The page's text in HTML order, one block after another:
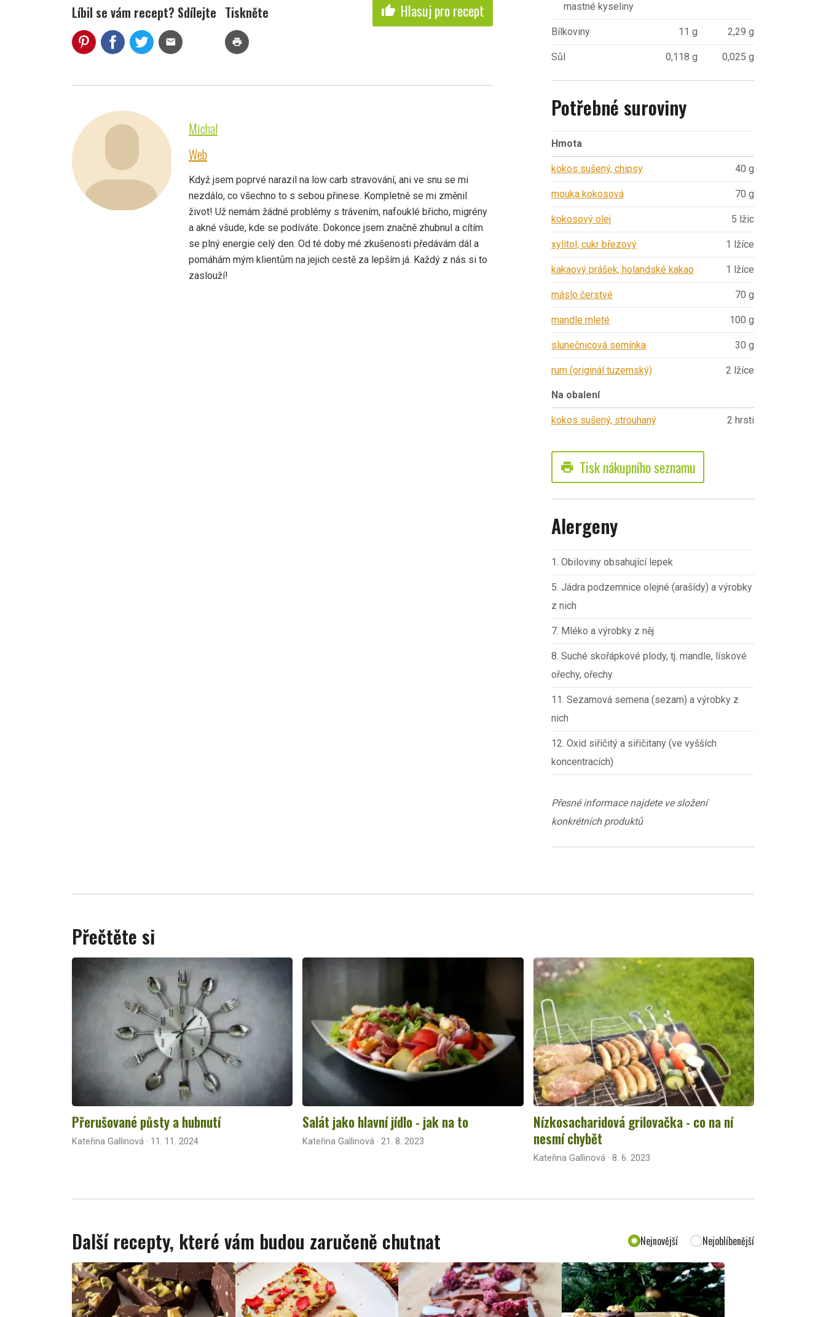
Líbil se vám recept? Sdílejte
mail
Tiskněte
print
thumb_up Hlasuj pro recept
Michal
Web
Když jsem poprvé narazil na low carb stravování, ani ve snu se mi
nezdálo, co všechno to s sebou přinese. Kompletně se mi změnil
život! Už nemám žádné problémy s trávením, nafouklé břicho, migrény
a akné všude, kde se podíváte. Dokonce jsem značně zhubnul a cítím
se plný energie celý den. Od té doby mé zkušenosti předávám dál a
pomáhám mým klientům na jejich cestě za lepším já. Každý z nás si to
zaslouží!
mastné kyseliny
Bílkoviny 11 g 2,29 g
Sůl 0,118 g 0,025 g
Potřebné suroviny
Hmota
kokos sušený, chipsy 40 g
mouka kokosová 70 g
kokosový olej 5 lžic
xylitol, cukr březový 1 lžíce
kakaový prášek, holandské kakao 1 lžíce
máslo čerstvé 70 g
mandle mleté 100 g
slunečnicová semínka 30 g
rum (originál tuzemský) 2 lžíce
Na obalení
kokos sušený, strouhaný 2 hrsti
print Tisk nákupního seznamu
Alergeny
1. Obiloviny obsahující lepek
5. Jádra podzemnice olejné (arašídy) a výrobky
z nich
7. Mléko a výrobky z něj
8. Suché skořápkové plody, tj. mandle, lískové
ořechy, ořechy
11. Sezamová semena (sezam) a výrobky z
nich
12. Oxid siřičitý a siřičitany (ve vyšších
koncentracích)
Přesné informace najdete ve složení
konkrétních produktů
Přečtěte si
Přerušované půsty a hubnutí
Kateřina Gallinová · 11. 11. 2024
Salát jako hlavní jídlo - jak na to
Kateřina Gallinová · 21. 8. 2023
Nízkosacharidová grilovačka - co na ní
nesmí chybět
Kateřina Gallinová · 8. 6. 2023
Další recepty, které vám budou zaručeně chutnat Nejnovější Nejoblíbenější